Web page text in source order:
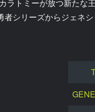
ラトミーが放つ新たな
者シリーズからジェネ